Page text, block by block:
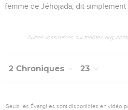
femme de Jéhojada, dit simplement
Autres ressources sur theotex.org,
2 Chroniques 23
Seuls les Évangiles sont disponibles en vidéo